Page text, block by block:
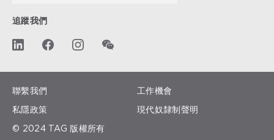
追蹤我們
聯繫我們 工作機會
私隱政策 現代奴隸制聲明
© 2024 TAG 版權所有